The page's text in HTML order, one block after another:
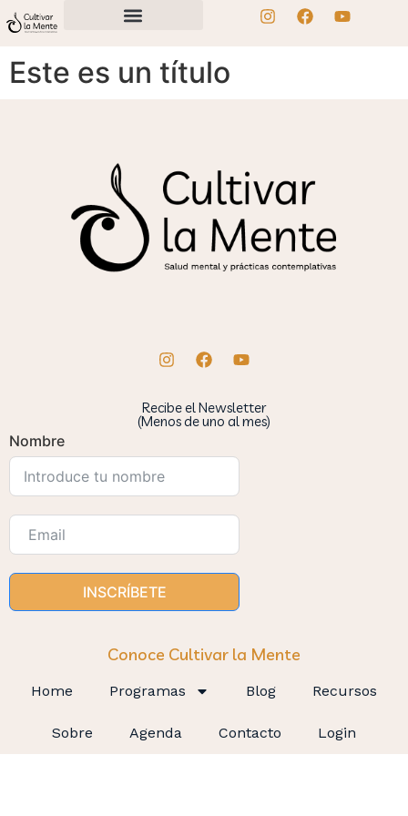
Este es un título
Recibe el Newsletter
(Menos de uno al mes)
Nombre
INSCRÍBETE
Conoce Cultivar la Mente
Home Programas Blog Recursos
Sobre Agenda Contacto Login